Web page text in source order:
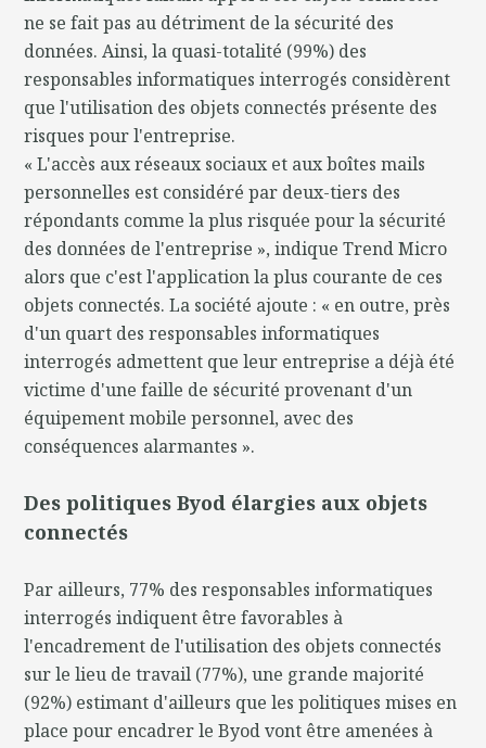
ne se fait pas au détriment de la sécurité des
données. Ainsi, la quasi-totalité (99%) des
responsables informatiques interrogés considèrent
que l'utilisation des objets connectés présente des
risques pour l'entreprise.
« L'accès aux réseaux sociaux et aux boîtes mails
personnelles est considéré par deux-tiers des
répondants comme la plus risquée pour la sécurité
des données de l'entreprise », indique Trend Micro
alors que c'est l'application la plus courante de ces
objets connectés. La société ajoute : « en outre, près
d'un quart des responsables informatiques
interrogés admettent que leur entreprise a déjà été
victime d'une faille de sécurité provenant d'un
équipement mobile personnel, avec des
conséquences alarmantes ».
Des politiques Byod élargies aux objets
connectés
Par ailleurs, 77% des responsables informatiques
interrogés indiquent être favorables à
l'encadrement de l'utilisation des objets connectés
sur le lieu de travail (77%), une grande majorité
(92%) estimant d'ailleurs que les politiques mises en
place pour encadrer le Byod vont être amenées à